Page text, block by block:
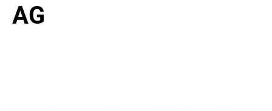
AG